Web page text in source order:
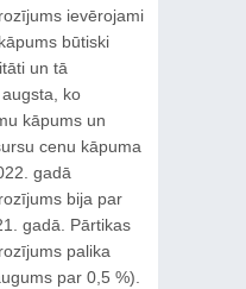
ievērojami
būtiski
un tā
ko
kāpums un
cenu kāpuma
gadā
bija par
gadā. Pārtikas
palika
par 0,5 %).